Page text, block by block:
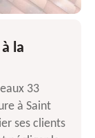
la
33
à Saint
ses clients